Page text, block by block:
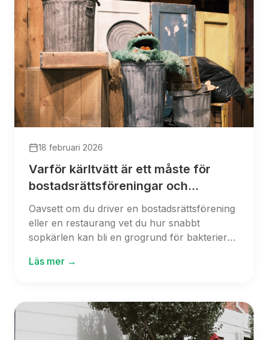
18 februari 2026
Varför kärltvätt är ett måste för
bostadsrättsföreningar och
restauranger
Oavsett om du driver en bostadsrättsförening
eller en restaurang vet du hur snabbt
sopkärlen kan bli en grogrund för bakterier
förhållanden påverkar både boende och
sopkärl – och vi visar hur enkelt det är att
boka tjänsten med vårt senaste erbjudande.
Läs vidare för att se varför varje fastighet
Läs mer →